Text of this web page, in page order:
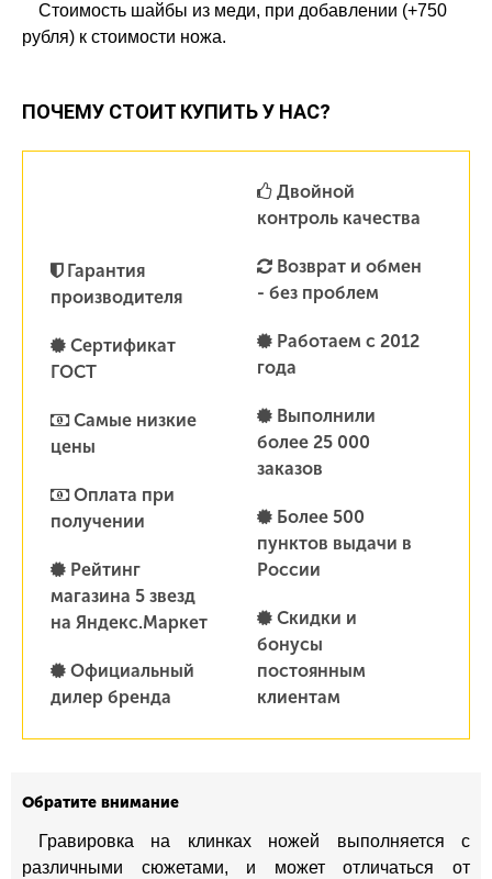
Стоимость шайбы из меди, при добавлении (+750
рубля) к стоимости ножа.
ПОЧЕМУ СТОИТ КУПИТЬ У НАС?
Гарантия
производителя
Сертификат
ГОСТ
Самые низкие
цены
Оплата при
получении
Рейтинг
магазина 5 звезд
на Яндекс.Маркет
Официальный
дилер бренда
Двойной
контроль качества
Возврат и обмен
- без проблем
Работаем с 2012
года
Выполнили
более 25 000
заказов
Более 500
пунктов выдачи в
России
Скидки и
бонусы
постоянным
клиентам
Обратите внимание
Гравировка на клинках ножей выполняется с
различными сюжетами, и может отличаться от